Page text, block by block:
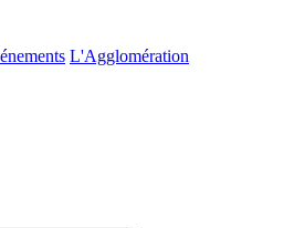
L'Agglomération